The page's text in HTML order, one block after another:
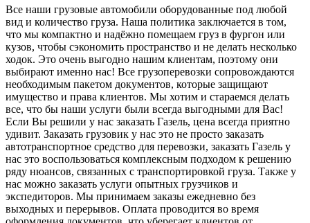
Все наши грузовые автомобили оборудованные под любой
вид и количество груза. Наша политика заключается в том,
что мы компактно и надёжно помещаем груз в фургон или
кузов, чтобы сэкономить пространство и не делать несколько
ходок. Это очень выгодно нашим клиентам, поэтому они
выбирают именно нас! Все грузоперевозки сопровождаются
необходимым пакетом документов, которые защищают
имущество и права клиентов. Мы хотим и стараемся делать
все, что бы наши услуги были всегда выгодными для Вас!
Если Вы решили у нас заказать Газель, цена всегда приятно
удивит. Заказать грузовик у нас это не просто заказать
автотранспортное средство для перевозки, заказать Газель у
нас это воспользоваться комплексным подходом к решению
ряду нюансов, связанных с транспортировкой груза. Также у
нас можно заказать услуги опытных грузчиков и
экспедиторов. Мы принимаем заказы ежедневно без
выходных и перерывов. Оплата проводится во время